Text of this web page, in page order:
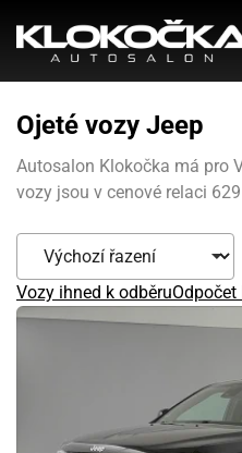
Ojeté vozy Jeep
Autosalon Klokočka má pro
vozy jsou v cenové relaci
Vozy ihned k odběruOdpočet